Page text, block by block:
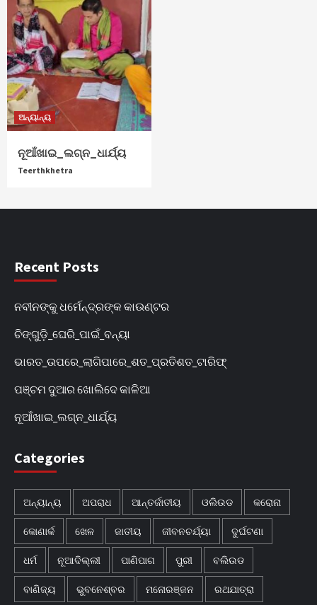
ଅନ୍ୟାନ୍ୟ
ନୂଆଁଖାଇ_ଲଗ୍ନ_ଧାର୍ଯ୍ୟ
Teerthkhetra
Recent Posts
ନବୀନଙ୍କୁ ଧର୍ମେନ୍ଦ୍ରଙ୍କ କାଉଣ୍ଟର
ଚିଙ୍ଗୁଡ଼ି_ଘେରି_ପାଇଁ_ବନ୍ୟା
ଭାରତ_ଉପରେ_ଲାଗିପାରେ_ଶତ_ପ୍ରତିଶତ_ଟାରିଫ୍
ପଞ୍ଚମ ଦୁଆର ଖୋଲିଦେ କାଳିଆ
ନୂଆଁଖାଇ_ଲଗ୍ନ_ଧାର୍ଯ୍ୟ
Categories
ଅନ୍ୟାନ୍ୟ ଅପରାଧ ଆନ୍ତର୍ଜାତୀୟ ଓଲିଉଡ କରୋନା
କୋଣାର୍କ ଖେଳ ଜାତୀୟ ଜୀବନଚର୍ଯ୍ୟା ଦୁର୍ଘଟଣା
ଧର୍ମ ନୂଆଦିଲ୍ଲୀ ପାଣିପାଗ ପୁରୀ ବଲିଉଡ
ବାଣିଜ୍ୟ ଭୁବନେଶ୍ବର ମନୋରଞ୍ଜନ ରଥଯାତ୍ରା